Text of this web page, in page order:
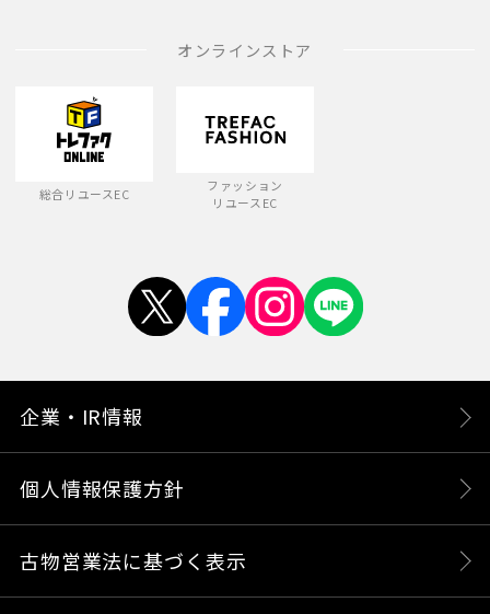
オンラインストア
総合リユースEC
ファッション
リユースEC
企業・IR情報
個人情報保護方針
古物営業法に基づく表示